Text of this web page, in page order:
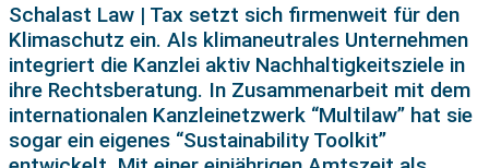
Schalast Law | Tax setzt sich firmenweit für den
Klimaschutz ein. Als klimaneutrales Unternehmen
integriert die Kanzlei aktiv Nachhaltigkeitsziele in
ihre Rechtsberatung. In Zusammenarbeit mit dem
internationalen Kanzleinetzwerk “Multilaw” hat sie
sogar ein eigenes “Sustainability Toolkit”